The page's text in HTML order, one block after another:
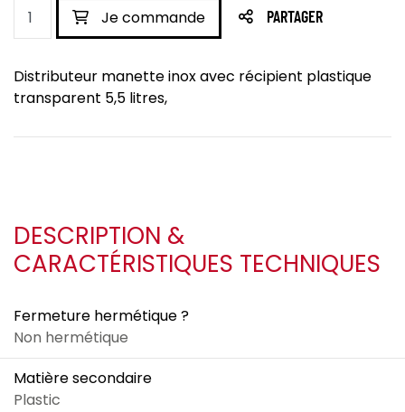
Je commande PARTAGER
Distributeur manette inox avec récipient plastique
transparent 5,5 litres,
DESCRIPTION &
CARACTÉRISTIQUES TECHNIQUES
Fermeture hermétique ?
Non hermétique
Matière secondaire
Plastic